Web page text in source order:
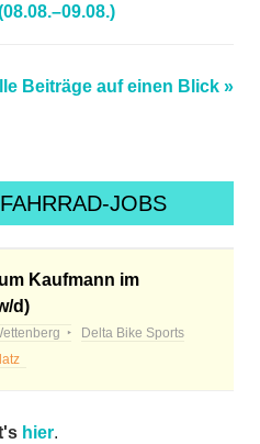
Beiträge auf einen Blick »
JOBS
Kaufmann im
d)
Delta Bike Sports
hier.